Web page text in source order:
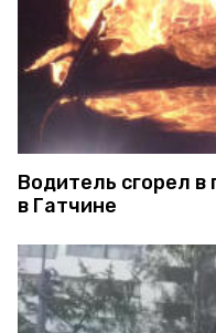
Водитель сгорел
в Гатчине